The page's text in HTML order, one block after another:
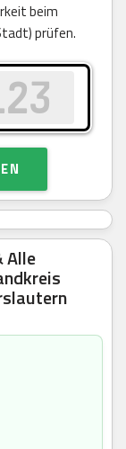
beim
prüfen.
Alle